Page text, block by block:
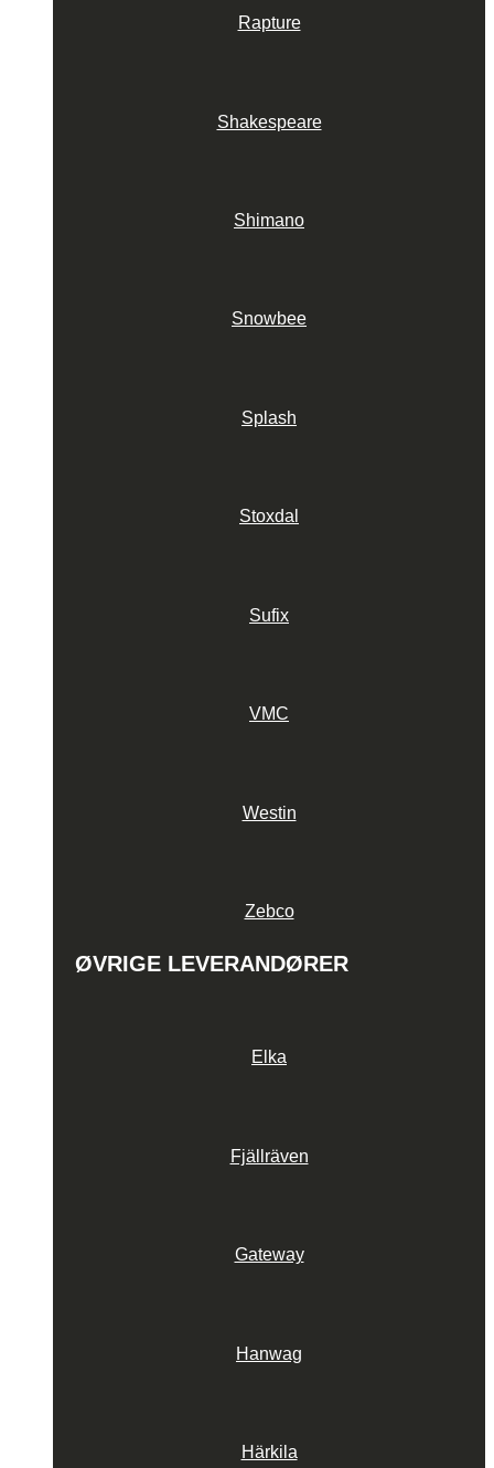
Rapture
Shakespeare
Shimano
Snowbee
Splash
Stoxdal
Sufix
VMC
Westin
Zebco
ØVRIGE LEVERANDØRER
Elka
Fjällräven
Gateway
Hanwag
Härkila